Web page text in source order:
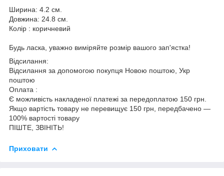
Ширина: 4.2 см.
Довжина: 24.8 см.
Колір : коричневий
Будь ласка, уважно виміряйте розмір вашого зап'ястка!
Відсилання:
Відсилання за допомогою покупця Новою поштою, Укр
поштою
Оплата :
Є можливість накладеної платежі за передоплатою 150 грн.
Якщо вартість товару не перевищує 150 грн, передбачено —
100% вартості товару
ПІШТЕ, ЗВІНІТЬ!
Приховати